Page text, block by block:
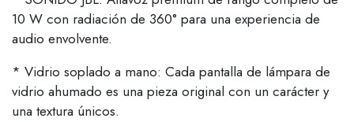
10 W con radiación de 360° para una experiencia de
audio envolvente.
* Vidrio soplado a mano: Cada pantalla de lámpara de
vidrio ahumado es una pieza original con un carácter y
una textura únicos.